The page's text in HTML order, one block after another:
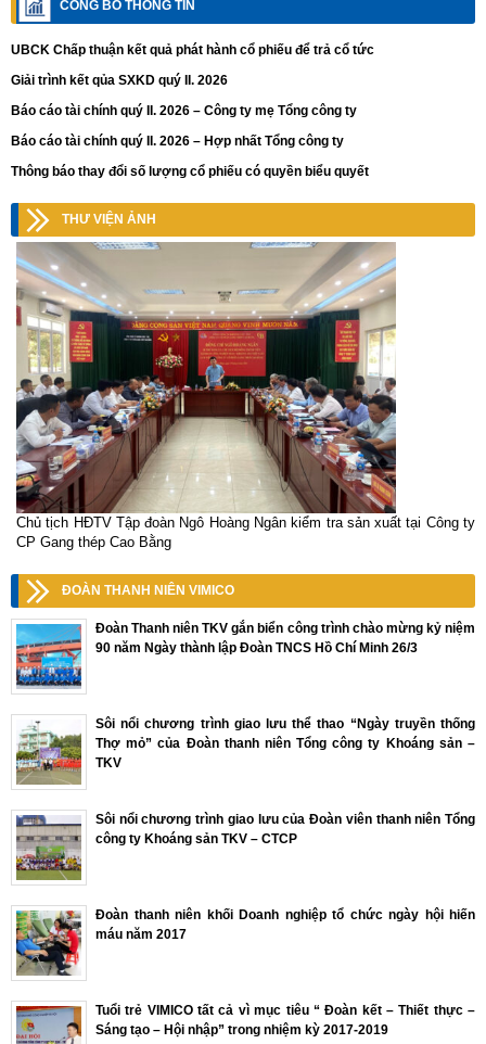
CÔNG BỐ THÔNG TIN
UBCK Chấp thuận kết quả phát hành cổ phiếu để trả cổ tức
Giải trình kết qủa SXKD quý II. 2026
Báo cáo tài chính quý II. 2026 – Công ty mẹ Tổng công ty
Báo cáo tài chính quý II. 2026 – Hợp nhất Tổng công ty
Thông báo thay đổi số lượng cổ phiếu có quyền biểu quyết
THƯ VIỆN ẢNH
Chủ tịch HĐTV Tập đoàn Ngô Hoàng Ngân kiểm tra sản xuất tại Công ty
CP Gang thép Cao Bằng
ĐOÀN THANH NIÊN VIMICO
Đoàn Thanh niên TKV gắn biển công trình chào mừng kỷ niệm
90 năm Ngày thành lập Đoàn TNCS Hồ Chí Minh 26/3
Sôi nổi chương trình giao lưu thể thao “Ngày truyền thống
Thợ mỏ” của Đoàn thanh niên Tổng công ty Khoáng sản –
TKV
Sôi nổi chương trình giao lưu của Đoàn viên thanh niên Tổng
công ty Khoáng sản TKV – CTCP
Đoàn thanh niên khối Doanh nghiệp tổ chức ngày hội hiến
máu năm 2017
Tuổi trẻ VIMICO tất cả vì mục tiêu “ Đoàn kết – Thiết thực –
Sáng tạo – Hội nhập” trong nhiệm kỳ 2017-2019